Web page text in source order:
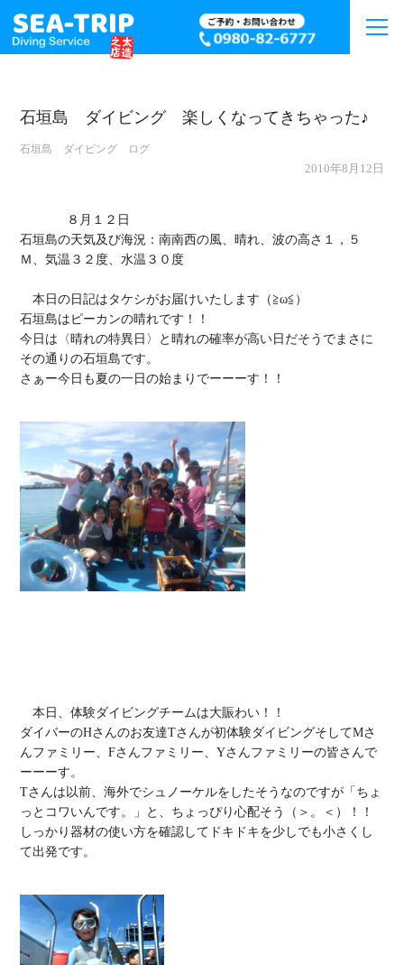
石垣島 ダイビング 楽しくなってきちゃった♪
石垣島 ダイビング ログ
2010年8月12日
石垣島の天気及び海況：南南西の風、晴れ、波の高さ１，５
Ｍ、気温３２度、水温３０度
本日の日記はタケシがお届けいたします（≧ω≦）
石垣島はピーカンの晴れです！！
今日は〈晴れの特異日〉と晴れの確率が高い日だそうでまさに
その通りの石垣島です。
さぁー今日も夏の一日の始まりでーーーす！！
本日、体験ダイビングチームは大賑わい！！
ダイバーのHさんのお友達Tさんが初体験ダイビングそしてMさ
んファミリー、Fさんファミリー、Yさんファミリーの皆さんで
ーーーす。
Tさんは以前、海外でシュノーケルをしたそうなのですが「ちょ
っとコワいんです。」と、ちょっぴり心配そう（＞。＜）！！
しっかり器材の使い方を確認してドキドキを少しでも小さくし
て出発です。